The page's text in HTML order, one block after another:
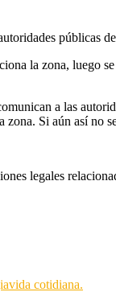
públicas
la zona, luego
a las
Si aún así no
legales
vida cotidiana.